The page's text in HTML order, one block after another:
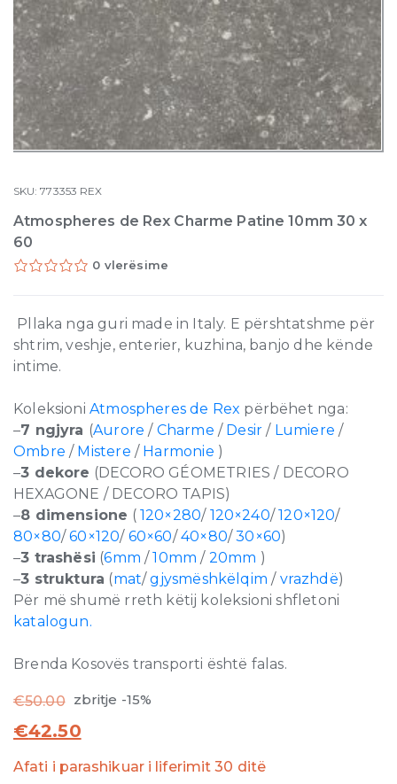
SKU:773353 REX
Atmospheres de Rex Charme Patine 10mm 30 x
60
0 vlerësime
Pllaka nga guri made in Italy. E përshtatshme për
shtrim, veshje, enterier, kuzhina, banjo dhe kënde
intime.
Koleksioni Atmospheres de Rex përbëhet nga:
–7 ngjyra (Aurore / Charme / Desir / Lumiere /
Ombre / Mistere / Harmonie )
–3 dekore (DECORO GÉOMETRIES / DECORO
HEXAGONE / DECORO TAPIS)
–8 dimensione ( 120×280/ 120×240/120×120/
80×80/60×120/ 60×60/40×80/30×60)
–3 trashësi (6mm/10mm / 20mm )
–3 struktura (mat/gjysmëshkëlqim/ vrazhdë)
Për më shumë rreth këtij koleksioni shfletoni
katalogun.
Brenda Kosovës transporti është falas.
€50.00 zbritje -15%
€42.50
Afati i parashikuar i liferimit 30 ditë